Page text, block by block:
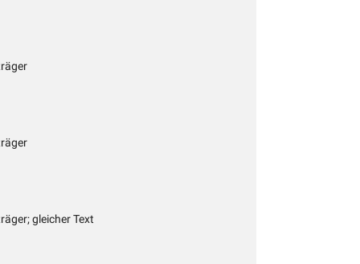
gleicher Text